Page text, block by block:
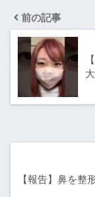
前の記事
【報告】鼻を整